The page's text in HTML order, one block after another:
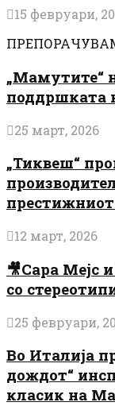
15 февруари,
„Мамутите“
поддршката
25 март, 2026
„Тиквеш“
12 март, 2026
🎥Сара Мејс
со
25 февруари,
Во Италија
дождот“
класик на